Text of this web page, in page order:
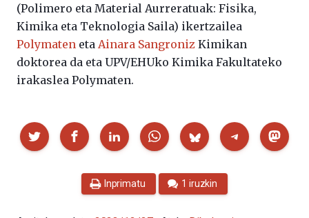
(Polimero eta Material Aurreratuak: Fisika,
Kimika eta Teknologia Saila) ikertzailea
Polymaten eta Ainara Sangroniz Kimikan
doktorea da eta UPV/EHUko Kimika Fakultateko
irakaslea Polymaten.
Partekatu
Inprimatu 1 iruzkin